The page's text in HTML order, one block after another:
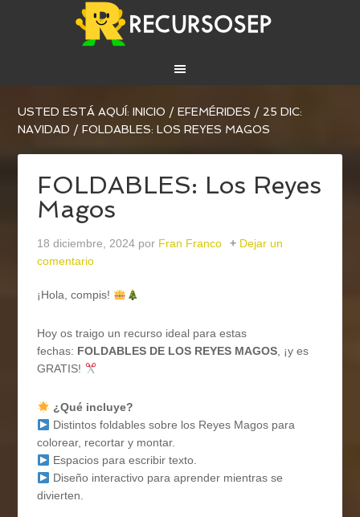
USTED ESTÁ AQUÍ:INICIO / EFEMÉRIDES / 25 DIC:
NAVIDAD / FOLDABLES: LOS REYES MAGOS
FOLDABLES: Los Reyes
Magos
18 diciembre, 2024 por Fran Franco
Dejar un
comentario
¡Hola, compis!
Hoy os traigo un recurso ideal para estas
fechas: FOLDABLES DE LOS REYES MAGOS, ¡y es
GRATIS!
¿Qué incluye?
Distintos foldables sobre los Reyes Magos para
colorear, recortar y montar.
Espacios para escribir texto.
Diseño interactivo para aprender mientras se
divierten.